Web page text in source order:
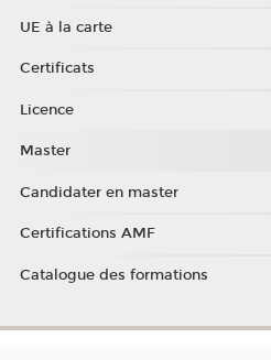
UE à la carte
Certificats
Licence
Master
Candidater en master
Certifications AMF
Catalogue des formations